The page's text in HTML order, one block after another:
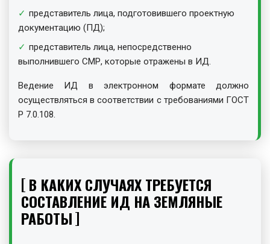
представитель лица, подготовившего проектную
документацию (ПД);
представитель лица, непосредственно
выполнившего СМР, которые отражены в ИД.
Ведение ИД в электронном формате должно
осуществляться в соответствии с требованиями ГОСТ
Р 7.0.108.
В КАКИХ СЛУЧАЯХ ТРЕБУЕТСЯ
СОСТАВЛЕНИЕ ИД НА ЗЕМЛЯНЫЕ
РАБОТЫ